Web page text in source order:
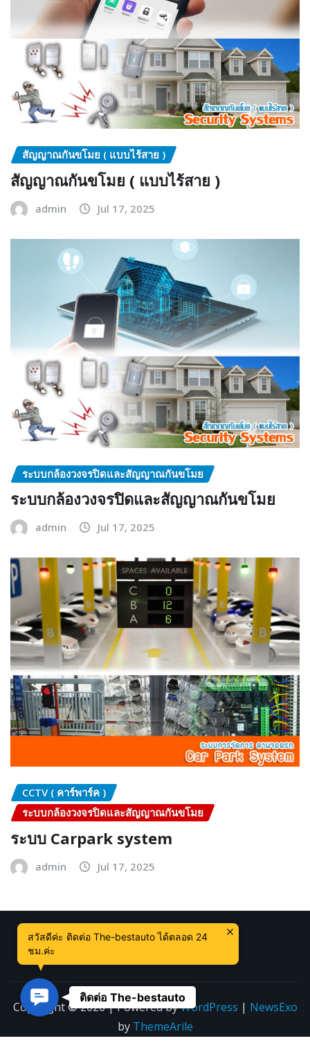
สัญญาณกันขโมย ( แบบไร้สาย )
สัญญาณกันขโมย ( แบบไร้สาย )
admin Jul 17, 2025
ระบบกล้องวงจรปิดและสัญญาณกันขโมย
ระบบกล้องวงจรปิดและสัญญาณกันขโมย
admin Jul 17, 2025
CCTV ( คาร์พาร์ค )
ระบบกล้องวงจรปิดและสัญญาณกันขโมย
ระบบ Carpark system
admin Jul 17, 2025
Copyright © 2026 | Powered byWordPress | NewsExo
by ThemeArile
Contact Usติดต่อ The-bestauto
สวัสดีค่ะ ติดต่อ The-bestauto ได้ตลอด 24
ชม.ค่ะ